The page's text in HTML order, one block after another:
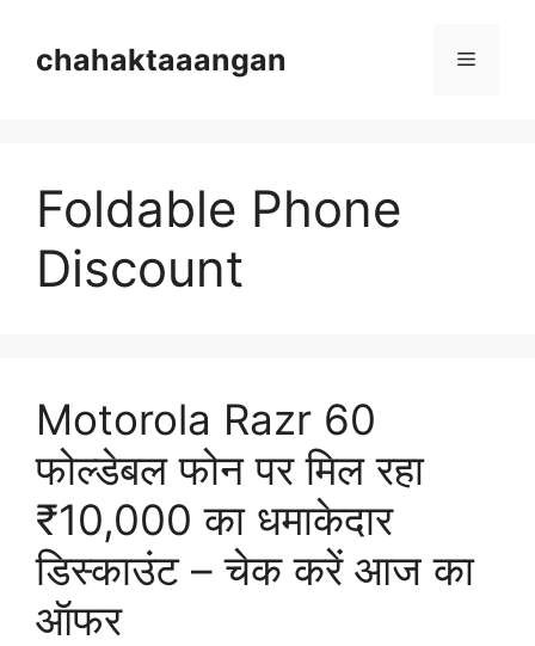
contentchahaktaaangan Menu
Foldable Phone
Discount
Motorola Razr 60
फोल्डेबल फोन पर मिल रहा
₹10,000 का धमाकेदार
डिस्काउंट – चेक करें आज का
ऑफर